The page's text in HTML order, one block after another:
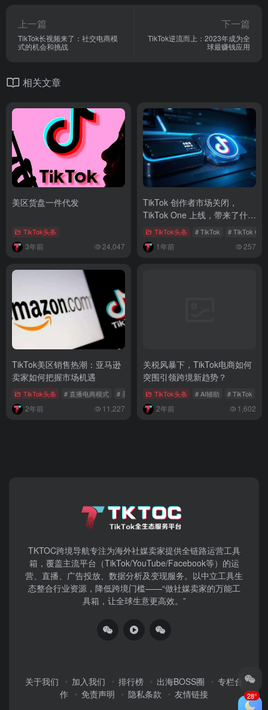
上一篇
TikTok长视频来了：社交电商模
式的机会和挑战
下一篇
TikTok逆流而上：2023年成为全
球最赚钱应用
相关文章
美区货盘一件代发
TikTok头条
3年前 24,047
TikTok 创作者市场关闭，
TikTok One 上线，带来了什
么？TikTok头条 # TikTok # TikTok One
1年前 257
TikTok美区销售热潮：亚马逊
卖家如何把握市场机遇
TikTok头条 # 直播电商模式 # 美区小店 # 亚马逊卖家
2年前 11,227
关税风暴下，TikTok电商如何
突围引领跨境新趋势？
TikTok头条 # AI辅助 # TikTok
2年前 1,602
TKTOC跨境导航​专注为海外社媒卖家提供全链路运营工具
箱，覆盖主流平台（TikTok/YouTube/Facebook等）​的运
营、直播、广告投放、数据分析及变现服务。以中立工具生
态整合行业资源，降低跨境门槛——“做社媒卖家的万能工
具箱，让全球生意更高效。”
关于我们 加入我们 排行榜 出海BOSS圈
专栏合
作
免责声明 隐私条款 友情链接 28°